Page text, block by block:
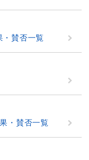
賛否一覧
・賛否一覧